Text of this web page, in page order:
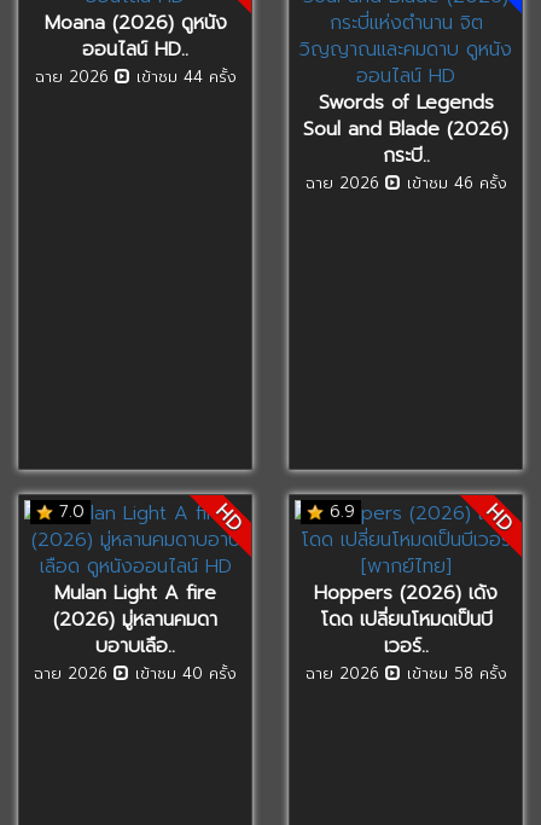
Moana (2026) ดูหนัง
ออนไลน์ HD..
ฉาย 2026 เข้าชม 44 ครั้ง
Swords of Legends
Soul and Blade (2026)
กระบี..
ฉาย 2026 เข้าชม 46 ครั้ง
7.0 HD
Mulan Light A fire
(2026) มู่หลานคมดา
บอาบเลือ..
ฉาย 2026 เข้าชม 40 ครั้ง
6.9 HD
Hoppers (2026) เด้ง
โดด เปลี่ยนโหมดเป็นบี
เวอร์..
ฉาย 2026 เข้าชม 58 ครั้ง